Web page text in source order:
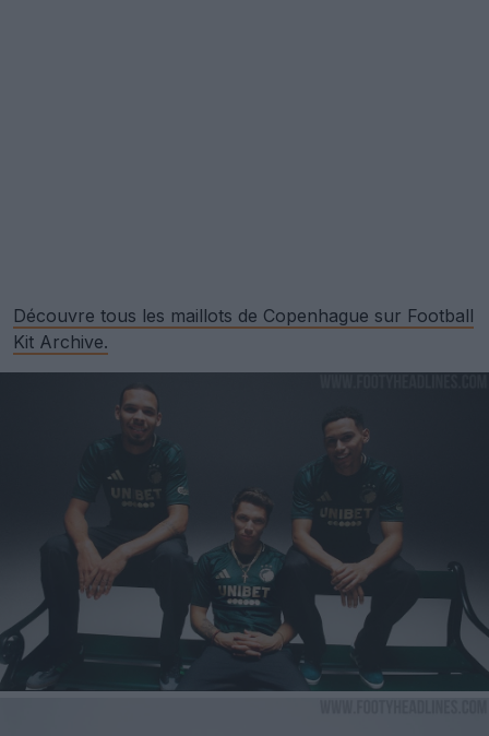
Découvre tous les maillots de Copenhague sur Football
Kit Archive.